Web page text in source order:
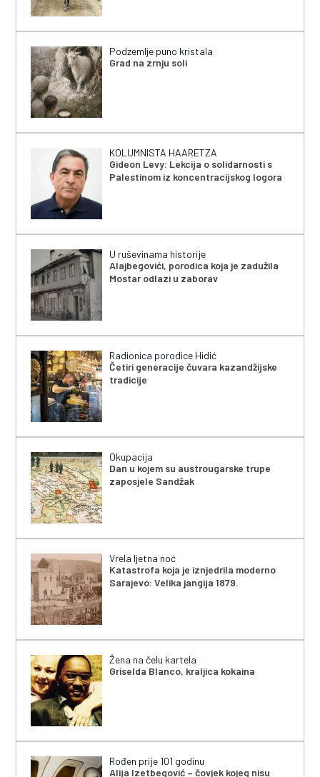
Podzemlje puno kristala
Grad na zrnju soli
KOLUMNISTA HAARETZA
Gideon Levy: Lekcija o solidarnosti s
Palestinom iz koncentracijskog logora
U ruševinama historije
Alajbegovići, porodica koja je zadužila
Mostar odlazi u zaborav
Radionica porodice Hidić
Četiri generacije čuvara kazandžijske
tradicije
Okupacija
Dan u kojem su austrougarske trupe
zaposjele Sandžak
Vrela ljetna noć
Katastrofa koja je iznjedrila moderno
Sarajevo: Velika jangija 1879.
Žena na čelu kartela
Griselda Blanco, kraljica kokaina
Rođen prije 101 godinu
Alija Izetbegović – čovjek kojeg nisu